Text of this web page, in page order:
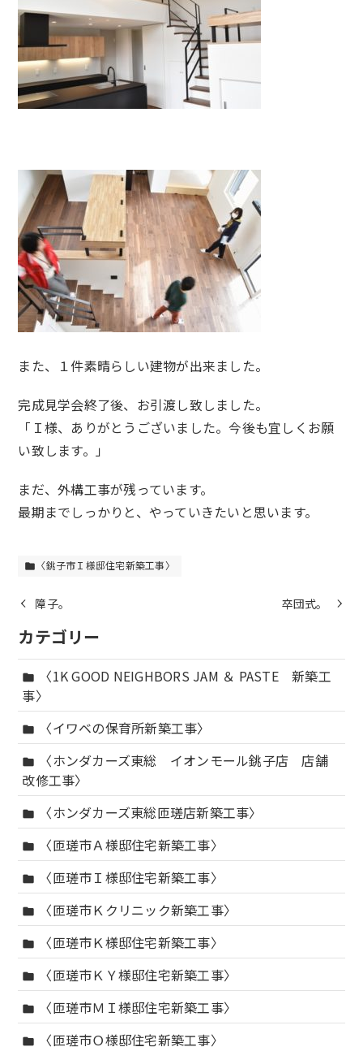
また、１件素晴らしい建物が出来ました。
完成見学会終了後、お引渡し致しました。
「Ｉ様、ありがとうございました。今後も宜しくお願
い致します。」
まだ、外構工事が残っています。
最期までしっかりと、やっていきたいと思います。
folder 〈銚子市Ｉ様邸住宅新築工事〉
障子。 卒団式。
カテゴリー
folder
〈1K GOOD NEIGHBORS JAM ＆ PASTE 新築工
事〉
folder 〈イワベの保育所新築工事〉
folder
〈ホンダカーズ東総 イオンモール銚子店 店舗
改修工事〉
folder 〈ホンダカーズ東総匝瑳店新築工事〉
folder 〈匝瑳市Ａ様邸住宅新築工事〉
folder 〈匝瑳市Ｉ様邸住宅新築工事〉
folder 〈匝瑳市Ｋクリニック新築工事〉
folder 〈匝瑳市Ｋ様邸住宅新築工事〉
folder 〈匝瑳市ＫＹ様邸住宅新築工事〉
folder 〈匝瑳市ＭＩ様邸住宅新築工事〉
folder 〈匝瑳市Ｏ様邸住宅新築工事〉